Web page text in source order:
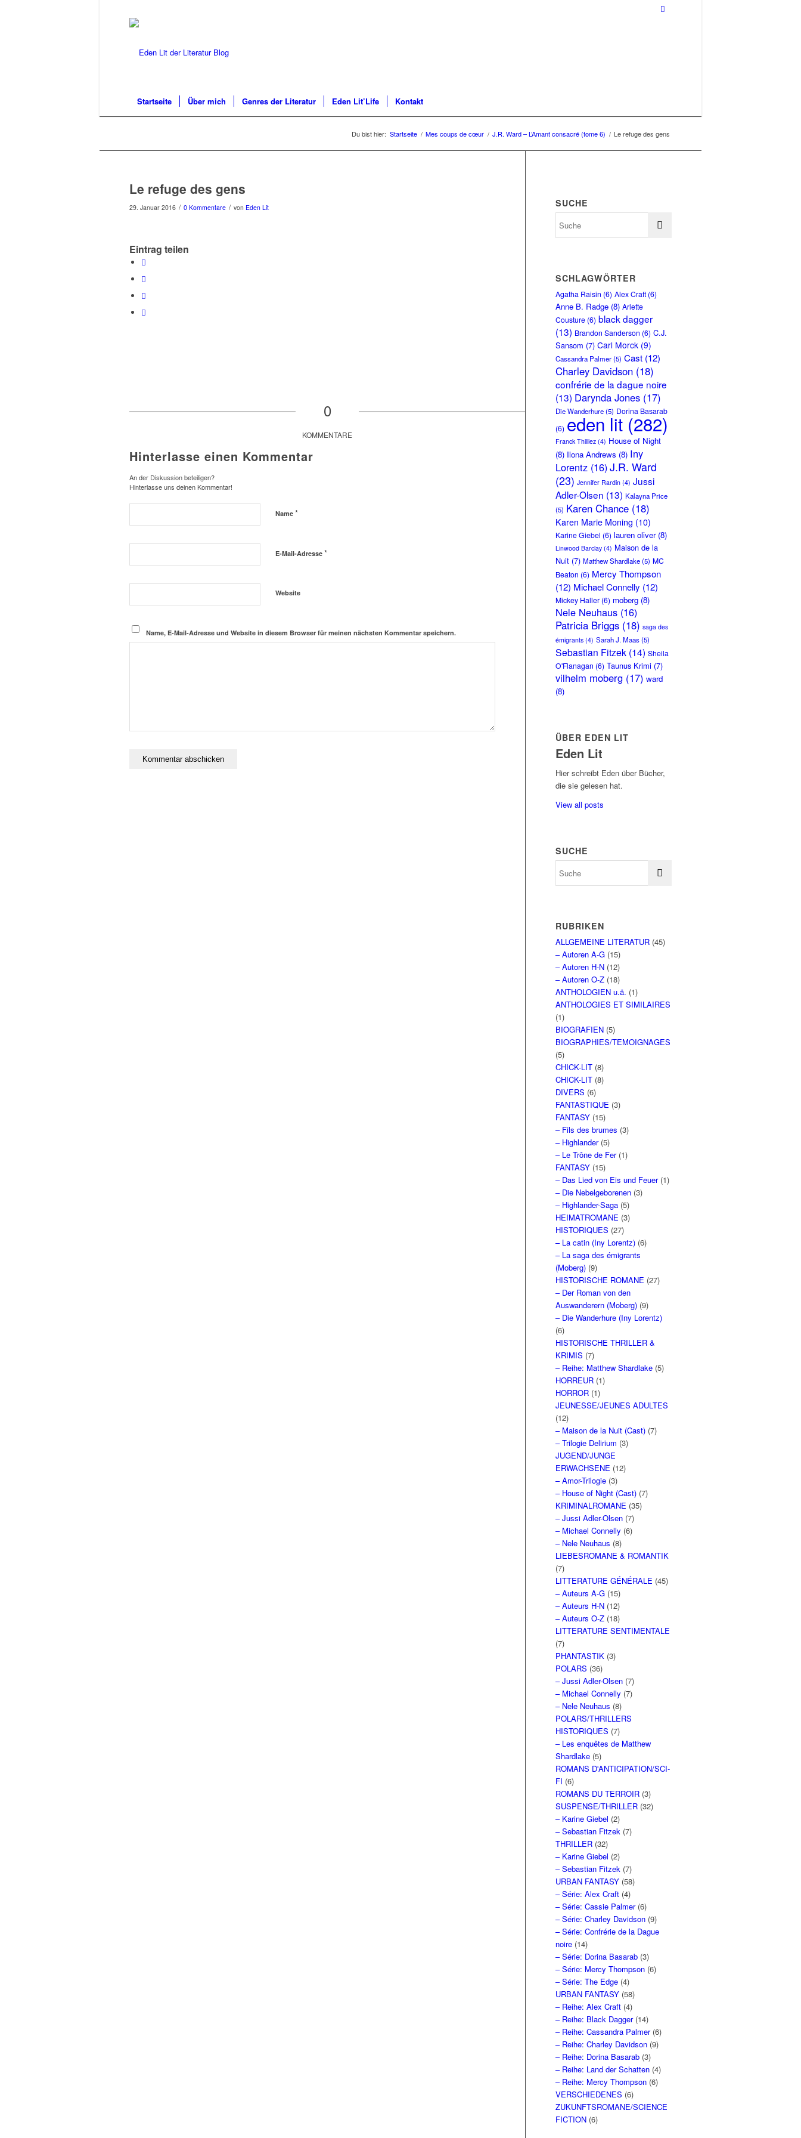
Startseite Über mich Genres der Literatur Eden Lit’Life Kontakt
Du bist hier: Startseite / Mes coups de cœur / J.R. Ward – L’Amant consacré (tome 6) / Le refuge des gens
Le refuge des gens
29. Januar 2016 / 0 Kommentare / von Eden Lit
Eintrag teilen
0
KOMMENTARE
Hinterlasse einen Kommentar
An der Diskussion beteiligen?
Hinterlasse uns deinen Kommentar!
Name *
E-Mail-Adresse *
Website
Name, E-Mail-Adresse und Website in diesem Browser für meinen nächsten Kommentar speichern.
SUCHE
SCHLAGWÖRTER
Agatha Raisin (6) Alex Craft (6)
Anne B. Radge (8) Arlette
Cousture (6) black dagger
(13) Brandon Sanderson (6) C.J.
Sansom (7) Carl Morck (9)
Cassandra Palmer(5) Cast (12)
Charley Davidson (18)
confrérie de la dague noire
(13) Darynda Jones (17)
Die Wanderhure(5) Dorina Basarab
(6) eden lit (282)
Franck Thilliez (4) House of Night
(8) Ilona Andrews (8) Iny
Lorentz (16)J.R. Ward
(23) Jennifer Rardin (4) Jussi
Adler-Olsen (13) Kalayna Price
(5) Karen Chance (18)
Karen Marie Moning (10)
Karine Giebel (6) lauren oliver(8)
Linwood Barclay (4) Maison de la
Nuit (7) Matthew Shardlake(5) MC
Beaton (6) Mercy Thompson
(12) Michael Connelly (12)
Mickey Haller (6) moberg (8)
Nele Neuhaus (16)
Patricia Briggs (18) saga des
émigrants (4) Sarah J. Maas(5)
Sebastian Fitzek (14) Sheila
O'Flanagan (6) Taunus Krimi (7)
vilhelm moberg (17) ward
(8)
ÜBER EDEN LIT
Eden Lit
Hier schreibt Eden über Bücher,
die sie gelesen hat.
View all posts
SUCHE
RUBRIKEN
ALLGEMEINE LITERATUR (45)
– Autoren A-G (15)
– Autoren H-N (12)
– Autoren O-Z (18)
ANTHOLOGIEN u.ä. (1)
ANTHOLOGIES ET SIMILAIRES
(1)
BIOGRAFIEN (5)
BIOGRAPHIES/TEMOIGNAGES
(5)
CHICK-LIT (8)
CHICK-LIT (8)
DIVERS (6)
FANTASTIQUE (3)
FANTASY (15)
– Fils des brumes (3)
– Highlander(5)
– Le Trône de Fer(1)
FANTASY (15)
– Das Lied von Eis und Feuer(1)
– Die Nebelgeborenen (3)
– Highlander-Saga (5)
HEIMATROMANE (3)
HISTORIQUES (27)
– La catin (Iny Lorentz) (6)
– La saga des émigrants
(Moberg) (9)
HISTORISCHE ROMANE (27)
– Der Roman von den
Auswanderern (Moberg) (9)
– Die Wanderhure (Iny Lorentz)
(6)
HISTORISCHE THRILLER &
KRIMIS (7)
– Reihe: Matthew Shardlake (5)
HORREUR (1)
HORROR (1)
JEUNESSE/JEUNES ADULTES
(12)
– Maison de la Nuit (Cast) (7)
– Trilogie Delirium (3)
JUGEND/JUNGE
ERWACHSENE (12)
– Amor-Trilogie (3)
– House of Night (Cast) (7)
KRIMINALROMANE (35)
– Jussi Adler-Olsen (7)
– Michael Connelly (6)
– Nele Neuhaus (8)
LIEBESROMANE & ROMANTIK
(7)
LITTERATURE GÉNÉRALE (45)
– Auteurs A-G (15)
– Auteurs H-N (12)
– Auteurs O-Z (18)
LITTERATURE SENTIMENTALE
(7)
PHANTASTIK (3)
POLARS (36)
– Jussi Adler-Olsen (7)
– Michael Connelly (7)
– Nele Neuhaus (8)
POLARS/THRILLERS
HISTORIQUES (7)
– Les enquêtes de Matthew
Shardlake (5)
ROMANS D'ANTICIPATION/SCI-
FI (6)
ROMANS DU TERROIR (3)
SUSPENSE/THRILLER (32)
– Karine Giebel (2)
– Sebastian Fitzek (7)
THRILLER (32)
– Karine Giebel (2)
– Sebastian Fitzek (7)
URBAN FANTASY (58)
– Série: Alex Craft (4)
– Série: Cassie Palmer(6)
– Série: Charley Davidson (9)
– Série: Confrérie de la Dague
noire (14)
– Série: Dorina Basarab (3)
– Série: Mercy Thompson (6)
– Série: The Edge (4)
URBAN FANTASY (58)
– Reihe: Alex Craft (4)
– Reihe: Black Dagger(14)
– Reihe: Cassandra Palmer(6)
– Reihe: Charley Davidson (9)
– Reihe: Dorina Basarab (3)
– Reihe: Land der Schatten (4)
– Reihe: Mercy Thompson (6)
VERSCHIEDENES (6)
ZUKUNFTSROMANE/SCIENCE
FICTION (6)